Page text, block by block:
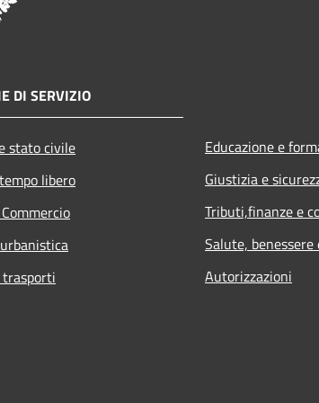
DI SERVIZIO
stato civile
libero
Educazione e
Giustizia e
Tributi,finanze e
Salute, benessere
Autorizzazioni